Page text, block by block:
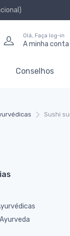
Olá, Faça log-in
A minha conta
Conselhos
Sushi